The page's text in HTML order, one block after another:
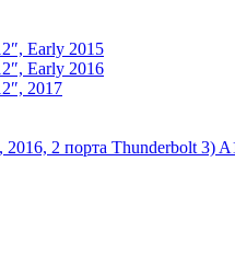
Early 2015
Early 2016
2017
2 порта Thunderbolt 3)